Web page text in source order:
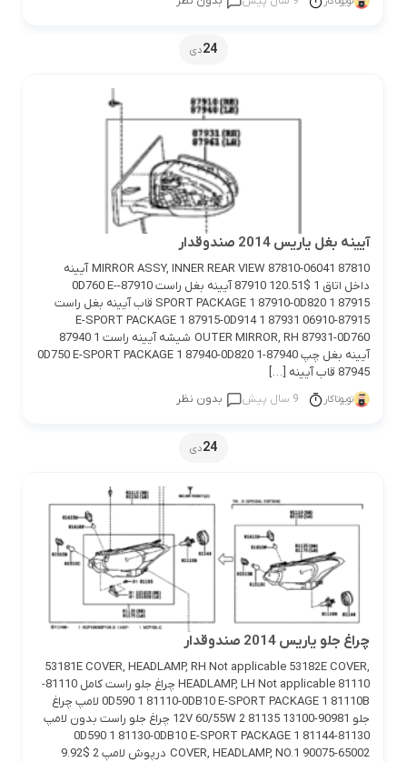
24دی
آیینه بغل یاریس 2014 صندوقدار
87810 MIRROR ASSY, INNER REAR VIEW 87810-06041 آیینه
داخل اتاق 1 $120.51 87910 آیینه بغل راست 87910-0D760 E-
SPORT PACKAGE 1 87910-0D820 1 87915 قاب آیینه بغل راست
87915-06910 E-SPORT PACKAGE 1 87915-0D914 1 87931
OUTER MIRROR, RH 87931-0D760 شیشه آیینه راست 1 87940
آیینه بغل چپ 87940-0D750 E-SPORT PACKAGE 1 87940-0D820 1
87945 قاب آیینه […]
تویوتاکار 9 سال پیش بدون نظر
24دی
چراغ جلو یاریس 2014 صندوقدار
53181E COVER, HEADLAMP, RH Not applicable 53182E COVER,
HEADLAMP, LH Not applicable 81110 چراغ جلو راست کامل 81110-
0D590 1 81110-0DB10 E-SPORT PACKAGE 1 81110B لامپ چراغ
جلو 90981-13100 12V 60/55W 2 81135 چراغ جلو راست بدون لامپ
81130-0D590 1 81130-0DB10 E-SPORT PACKAGE 1 81144
COVER, HEADLAMP, NO.1 90075-65002 درپوش لامپ 2 $9.92